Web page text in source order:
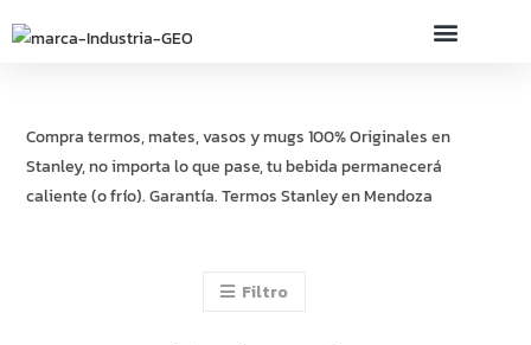
Compra termos, mates, vasos y mugs 100% Originales en
Stanley, no importa lo que pase, tu bebida permanecerá
caliente (o frío). Garantía. Termos Stanley en Mendoza
Filtro